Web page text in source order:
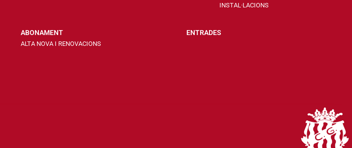
INSTAL·LACIONS
ABONAMENT
ALTA NOVA I RENOVACIONS
ENTRADES